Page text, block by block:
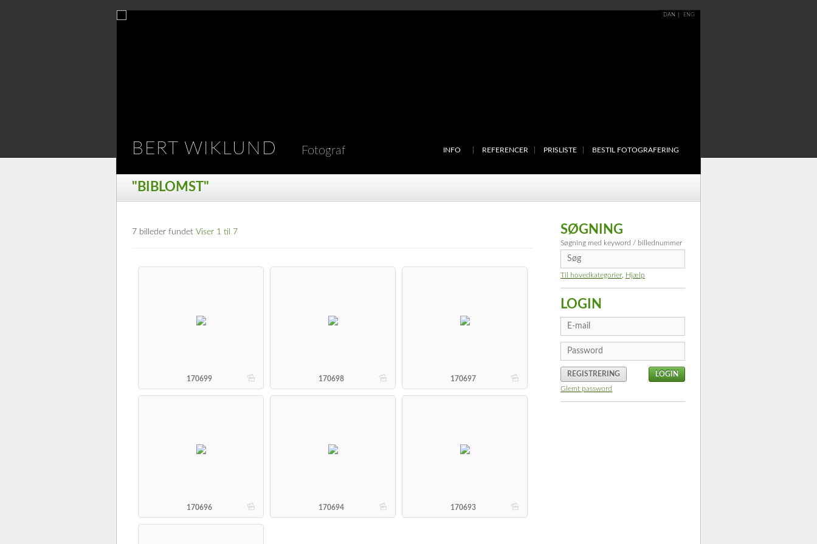
DAN ENG
BERT WIKLUND Fotograf INFO REFERENCER PRISLISTE BESTIL FOTOGRAFERING
"BIBLOMST"
7 billeder fundet Viser 1 til 7
b
170699 b
170698 b
170697
b
170696 b
170694 b
170693
SØGNING
Søgning med keyword / billednummer
Til hovedkategorier Hjælp
LOGIN
REGISTRERING
Glemt password